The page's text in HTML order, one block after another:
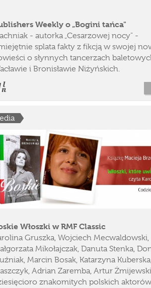
Weekly o „Bogini tańca"
- autorka „Cesarzowej nocy" -
splata fakty z fikcją w swojej
o słynnych tancerzach
i Bronisławie Niżyńskich.
Włoszki w RMF Classic
Gruszka, Wojciech Mecwaldowski,
Mikołajczak, Danuta Stenka,
Marcin Bosak, Katarzyna
Adrian Zaremba, Artur
znakomitych polskich